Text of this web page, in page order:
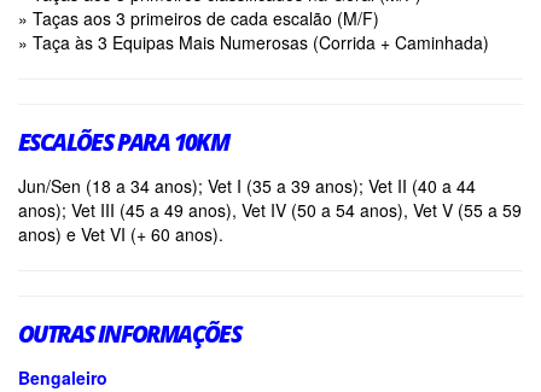
» Taças aos 3 primeiros de cada escalão (M/F)
» Taça às 3 Equipas Mais Numerosas (Corrida + Caminhada)
ESCALÕES PARA 10KM
Jun/Sen (18 a 34 anos); Vet I (35 a 39 anos); Vet II (40 a 44
anos); Vet III (45 a 49 anos), Vet IV (50 a 54 anos), Vet V (55 a 59
anos) e Vet VI (+ 60 anos).
OUTRAS INFORMAÇÕES
Bengaleiro